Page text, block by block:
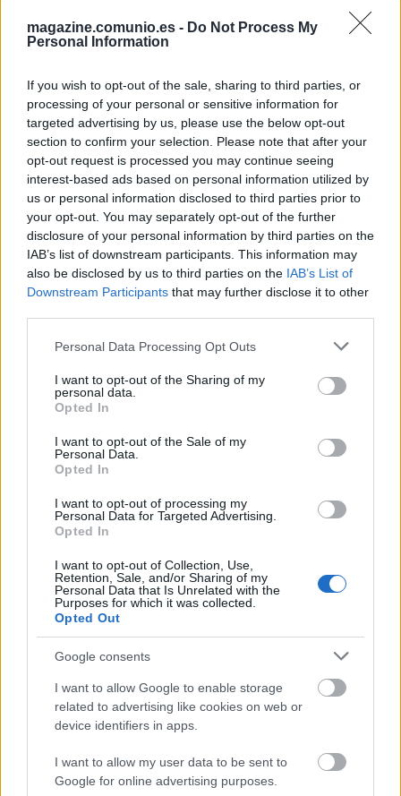
magazine.comunio.es - Do Not Process My
Personal Information
If you wish to opt-out of the sale, sharing to third parties, or
processing of your personal or sensitive information for
targeted advertising by us, please use the below opt-out
section to confirm your selection. Please note that after your
opt-out request is processed you may continue seeing
interest-based ads based on personal information utilized by
us or personal information disclosed to third parties prior to
your opt-out. You may separately opt-out of the further
disclosure of your personal information by third parties on the
IAB’s list of downstream participants. This information may
also be disclosed by us to third parties on the IAB’s List of
Downstream Participants that may further disclose it to other
Please note that this website/app uses one or more Google
not limited to your visit or usage behaviour. You may click to
grant or deny consent to Google and its third-party tags to
use your data for below specified purposes in below Google
consent section.
Personal Data Processing Opt Outs
I want to opt-out of the Sharing of my
personal data.
Opted In
I want to opt-out of the Sale of my
Personal Data.
Opted In
I want to opt-out of processing my
Personal Data for Targeted Advertising.
Opted In
I want to opt-out of Collection, Use,
Retention, Sale, and/or Sharing of my
Personal Data that Is Unrelated with the
Purposes for which it was collected.
Opted Out
Google consents
I want to allow Google to enable storage
related to advertising like cookies on web or
device identifiers in apps.
I want to allow my user data to be sent to
Google for online advertising purposes.
DITURO
SANGARÉ
VALERA
CHUST
AFFENGRUBER
BIGAS
VILLAR AGUADO
Estos jugadores son baja: Fort, Yago Santiago (sanción).
Estos jugadores son duda:
Posibles cambios en el once
el puesto de Bigas. Sangaré podría jugar en el carril
derecho por Tete Morente y Rafa Mir en el ataque por
Álvaro, quien durante la semana tuvo molestias.
SofaScore-Puntuaciones: preguntas más frecuentes
web de resultados, es quien
otorgar las calificaciones por
rendimiento de los futbolistas en
Espanyol